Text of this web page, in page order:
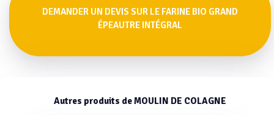
DEMANDER UN DEVIS SUR LE FARINE BIO GRAND
ÉPEAUTRE INTÉGRAL
Autres produits de MOULIN DE COLAGNE